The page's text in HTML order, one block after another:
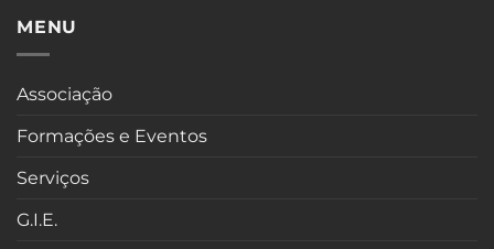
MENU
Associação
Formações e Eventos
Serviços
G.I.E.